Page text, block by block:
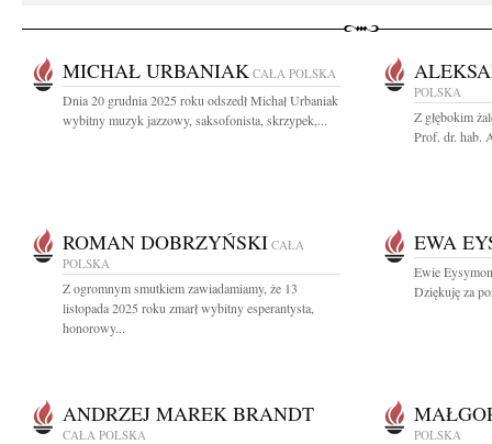
MICHAŁ URBANIAK CAŁA POLSKA
Dnia 20 grudnia 2025 roku odszedł Michał Urbaniak
wybitny muzyk jazzowy, saksofonista, skrzypek,...
POLSKA
Z głębokim
Prof. dr. hab.
ROMAN DOBRZYŃSKI CAŁA
POLSKA
Z ogromnym smutkiem zawiadamiamy, że 13
listopada 2025 roku zmarł wybitny esperantysta,
honorowy...
EWA
Ewie
Dziękuję za
ANDRZEJ MAREK BRANDT
CAŁA POLSKA POLSKA